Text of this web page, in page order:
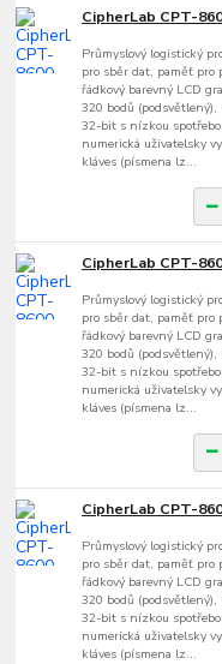
CipherLab CPT-
Průmyslový logistický
pro sběr dat, paměť pro
řádkový barevný LCD
320 bodů
32-bit s nízkou
numerická uživatelsky
kláves (písmena lz...
CipherLab CPT-
Průmyslový logistický
pro sběr dat, paměť pro
řádkový barevný LCD
320 bodů
32-bit s nízkou
numerická uživatelsky
kláves (písmena lz...
CipherLab CPT-
Průmyslový logistický
pro sběr dat, paměť pro
řádkový barevný LCD
320 bodů
32-bit s nízkou
numerická uživatelsky
kláves (písmena lz...